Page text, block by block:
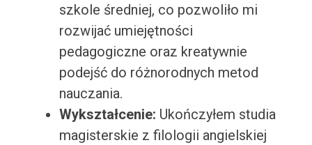
szkole średniej, co pozwoliło mi
rozwijać umiejętności
pedagogiczne oraz kreatywnie
podejść do różnorodnych metod
nauczania.
Wykształcenie: Ukończyłem studia
magisterskie z filologii angielskiej